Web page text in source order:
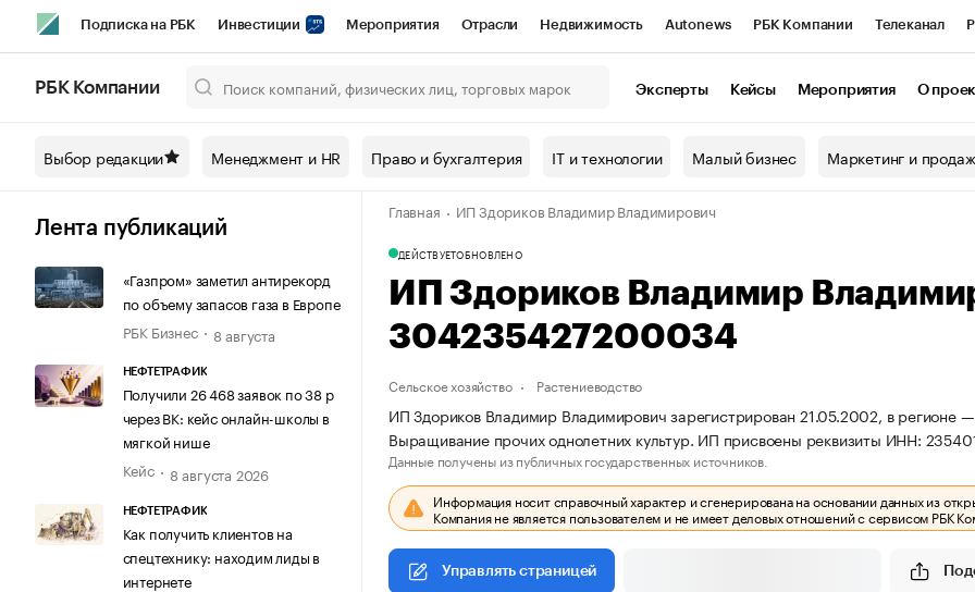
Подписка на РБК Инвестиции Мероприятия Отрасли Недвижимость Autonews РБК Компании Телеканал
Спецпроекты СПб Конференции СПб Спецпроекты Проверка контрагентов
Технологии и медиа Рынок наличной валюты
РБК Компании Эксперты Кейсы Мероприятия О
Выбор редакции Менеджмент и HR Право и бухгалтерия IT и технологии Малый бизнес Маркетинг и
Лента публикаций
«Газпром» заметил антирекорд
по объему запасов газа в Европе
РБК Бизнес
8 августа
НЕФТЕТРАФИК
Получили 26 468 заявок по 38 р
через ВК: кейс онлайн-школы в
мягкой нише
Кейс
8 августа 2026
НЕФТЕТРАФИК
Как получить клиентов на
спецтехнику: находим лиды в
интернете
Главная ИП Здориков Владимир Владимирович
ДЕЙСТВУЕТОБНОВЛЕНО
ИП Здориков Владимир
304235427200034
Сельское хозяйство Растениеводство
ИП Здориков Владимир Владимирович зарегистрирован 21.05.2002, в регионе
Выращивание прочих однолетних культур. ИП присвоены реквизиты ИНН:
Данные получены из публичных государственных источников.
Информация носит справочный характер и сгенерирована на основании данных из
Компания не является пользователем и не имеет деловых отношений с сервисом РБК
Управлять страницей